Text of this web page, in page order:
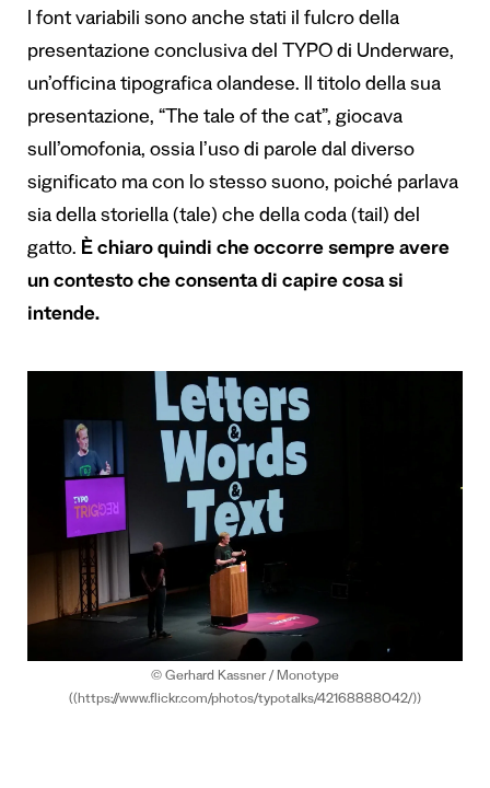
I font variabili sono anche stati il fulcro della
presentazione conclusiva del TYPO di Underware,
un’officina tipografica olandese. Il titolo della sua
presentazione, “The tale of the cat”, giocava
sull’omofonia, ossia l’uso di parole dal diverso
significato ma con lo stesso suono, poiché parlava
sia della storiella (tale) che della coda (tail) del
gatto. È chiaro quindi che occorre sempre avere
un contesto che consenta di capire cosa si
intende.
© Gerhard Kassner / Monotype
((https://www.flickr.com/photos/typotalks/42168888042/))